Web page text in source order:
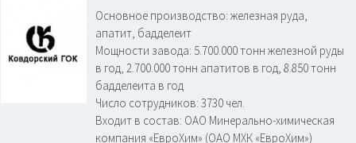
Основное производство: железная руда,
апатит, бадделеит
Мощности завода: 5.700.000 тонн железной руды
в год, 2.700.000 тонн апатитов в год, 8.850 тонн
бадделеита в год
Число сотрудников: 3730 чел.
Входит в состав: ОАО Минерально-химическая
компания «ЕвроХим» (ОАО МХК «ЕвроХим»)